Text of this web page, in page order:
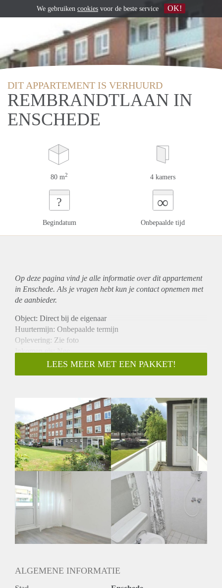
DIT APPARTEMENT IS VERHUURD
REMBRANDTLAAN IN
ENSCHEDE
80 m2 4 kamers
?
Begindatum
∞
Onbepaalde tijd
Op deze pagina vind je alle informatie over ditappartement
in Enschede. Als je vragen hebt kun je contact opnemen met
de aanbieder.
Object: Direct bij de eigenaar
Huurtermijn: Onbepaalde termijn
Oplevering: Zie foto
Inkomen eis: Nee
Garantiestelling mogelijk: Nee
Borg: 1 Maand
Huisdieren toegestaan: Afhankelijk van de Eigenaar
Huurtoeslag grens: Ja
Geschikt voor studenten: Afhankelijk van de Eigenaar
LEES MEER MET EEN PAKKET!
ALGEMENE INFORMATIE
We gebruiken cookies voor de beste service OK!